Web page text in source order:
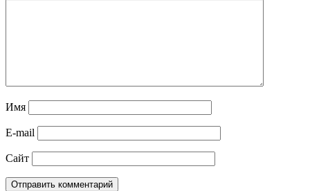
Имя
E-mail
Сайт